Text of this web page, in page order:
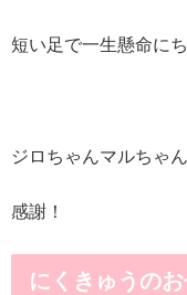
短い足で一生懸命に
ジロちゃんマルちゃ
感謝！
にくきゅうの